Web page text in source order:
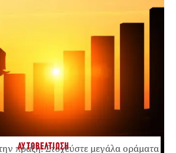
ΑΥΤΟΒΕΛΤΙΩΣΗ
πράξη: Στοχεύστε μεγάλα οράματα